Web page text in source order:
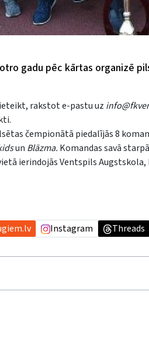
gadu pēc kārtas organizē
rakstot e-pastu uz
čempionātā piedalījās 8
un Blāzma. Komandas savā
ierindojās Ventspils Augstskola,
Instagram Threads